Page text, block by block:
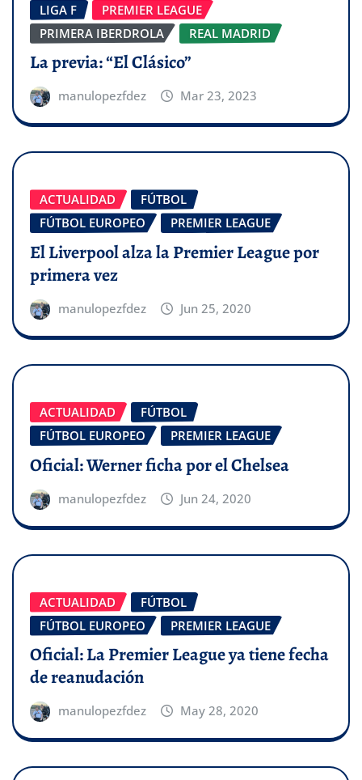
LIGA F
PREMIER LEAGUE
PRIMERA IBERDROLA
REAL MADRID
La previa: “El Clásico”
manulopezfdez Mar 23, 2023
ACTUALIDAD
FÚTBOL
FÚTBOL EUROPEO
PREMIER LEAGUE
El Liverpool alza la Premier League por
primera vez
manulopezfdez Jun 25, 2020
ACTUALIDAD
FÚTBOL
FÚTBOL EUROPEO
PREMIER LEAGUE
Oficial: Werner ficha por el Chelsea
manulopezfdez Jun 24, 2020
ACTUALIDAD
FÚTBOL
FÚTBOL EUROPEO
PREMIER LEAGUE
Oficial: La Premier League ya tiene fecha
de reanudación
manulopezfdez May 28, 2020